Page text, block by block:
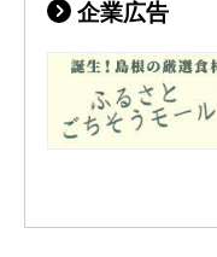
企業広告